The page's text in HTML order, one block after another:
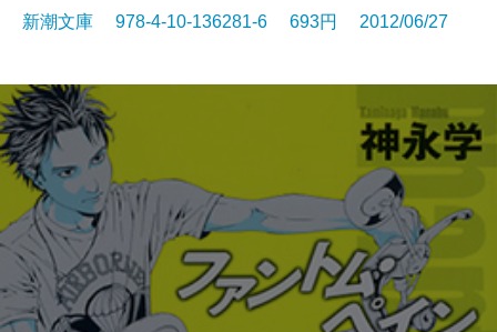
新潮文庫 978-4-10-136281-6 693円 2012/06/27